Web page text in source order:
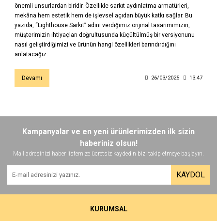
önemli unsurlardan biridir. Özellikle sarkıt aydınlatma armatürleri,
mekâna hem estetik hem de işlevsel açıdan büyük katkı sağlar. Bu
yazıda, “Lighthouse Sarkıt” adını verdiğimiz orijinal tasarımımızın,
müşterimizin ihtiyaçları doğrultusunda küçültülmüş bir versiyonunu
nasıl geliştirdiğimizi ve ürünün hangi özellikleri barındırdığını
anlatacağız.
Devamı 26/03/2025 13:47
Kampanyalar ve en yeni ürünlerimizden ilk sizin
haberiniz olsun!
Mail adresinizi haber listemize ücretsiz kaydedin bizi takip etmeye başlayın.
KAYDOL
KURUMSAL